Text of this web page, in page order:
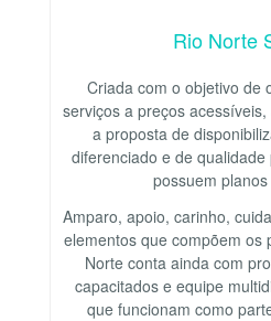
Rio Norte
Criada com o objetivo de
serviços a preços
a proposta de
diferenciado e de
possuem
Amparo, apoio, carinho,
elementos que compõem os
Norte conta ainda com
capacitados e equipe
que funcionam como